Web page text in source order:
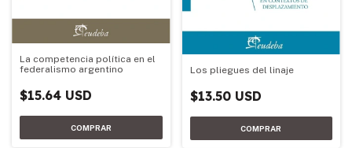
La competencia política en el
federalismo argentino
$15.64 USD
Los pliegues del linaje
$13.50 USD